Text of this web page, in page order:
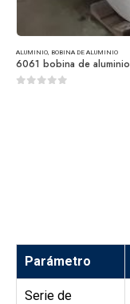
ALUMINIO BOBINA DE ALUMINIO
6061 bobina de aluminio
Parámetro
Serie de